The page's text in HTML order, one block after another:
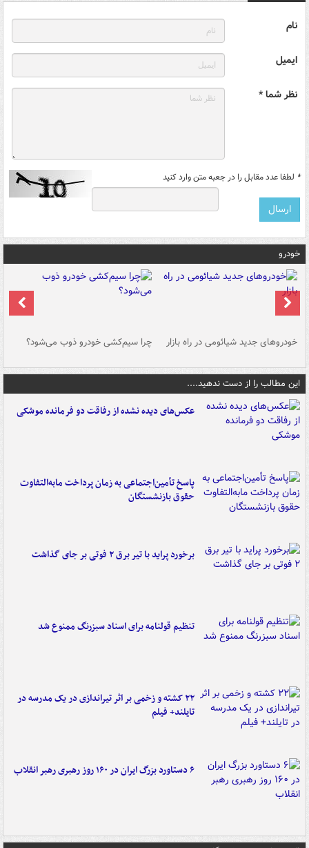
نام
ایمیل
نظر شما *
* لطفا عدد مقابل را در جعبه متن وارد کنید
خودرو
خودروهای جدید شیائومی در راه بازار چرا سیم‌کشی خودرو ذوب می‌شود؟
این مطالب را از دست ندهید....
عکس‌های دیده نشده از رفاقت دو فرمانده‌ موشکی
پاسخ تأمین‌اجتماعی به زمان پرداخت مابه‌التفاوت
حقوق بازنشستگان
برخورد پراید با تیر برق ۲ فوتی بر جای گذاشت
تنظیم قولنامه برای اسناد سبزرنگ ممنوع شد
۲۲ کشته و زخمی بر اثر تیراندازی در یک مدرسه در
تایلند+ فیلم
۶ دستاورد بزرگ ایران در ۱۶۰ روز رهبری رهبر انقلاب